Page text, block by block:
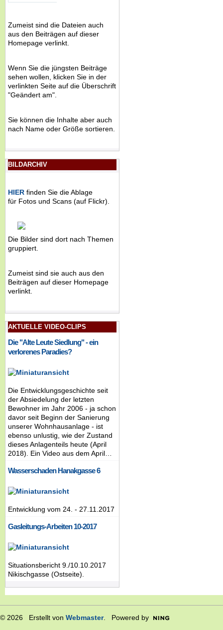
Zumeist sind die Dateien auch
aus den Beiträgen auf dieser
Homepage verlinkt.
Wenn Sie die jüngsten Beiträge
sehen wollen, klicken Sie in der
verlinkten Seite auf die Überschrift
"Geändert am".
Sie können die Inhalte aber auch
nach Name oder Größe sortieren.
BILDARCHIV
HIER finden Sie die Ablage
für Fotos und Scans (auf Flickr).
Die Bilder sind dort nach Themen
gruppiert.
Zumeist sind sie auch aus den
Beiträgen auf dieser Homepage
verlinkt.
AKTUELLE VIDEO-CLIPS
Die "Alte Leute Siedlung" - ein
verlorenes Paradies?
Die Entwicklungsgeschichte seit
der Absiedelung der letzten
Bewohner im Jahr 2006 - ja schon
davor seit Beginn der Sanierung
unserer Wohnhausanlage - ist
ebenso unlustig, wie der Zustand
dieses Anlagenteils heute (April
2018). Ein Video aus dem April…
Wasserschaden Hanakgasse 6
Entwicklung vom 24. - 27.11.2017
Gasleitungs-Arbeiten 10-2017
Situationsbericht 9./10.10.2017
Nikischgasse (Ostseite).
© 2026 Erstellt von Webmaster. Powered by